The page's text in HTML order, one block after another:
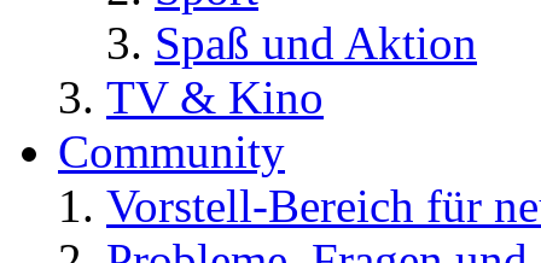
Spaß und Aktion
TV & Kino
Community
Vorstell-Bereich für